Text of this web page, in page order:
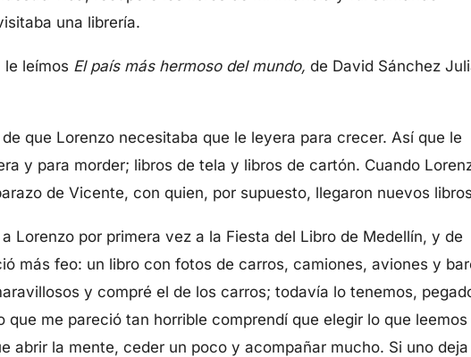
una librería.
leímos El país más hermoso del mundo, de David Sánchez
que Lorenzo necesitaba que le leyera para crecer. Así que le
y para morder; libros de tela y libros de cartón. Cuando
de Vicente, con quien, por supuesto, llegaron nuevos
Lorenzo por primera vez a la Fiesta del Libro de Medellín, y de
más feo: un libro con fotos de carros, camiones, aviones y
y compré el de los carros; todavía lo tenemos,
me pareció tan horrible comprendí que elegir lo que leemos
abrir la mente, ceder un poco y acompañar mucho. Si uno deja